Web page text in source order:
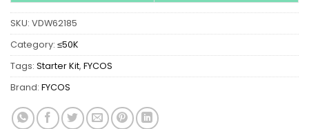
SKU: VDW62185
Category: ≤50K
Tags: Starter Kit, FYCOS
Brand: FYCOS